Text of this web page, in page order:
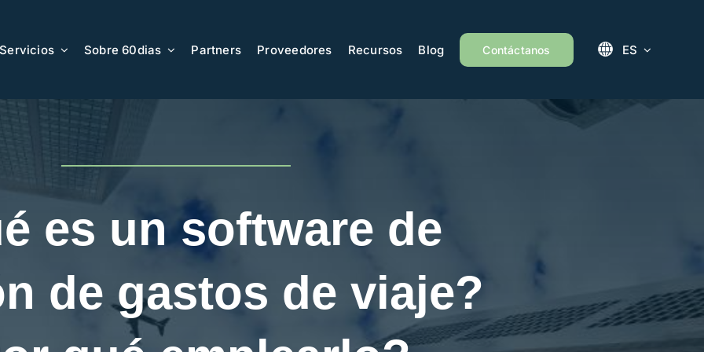
Servicios Sobre 60dias Partners Proveedores Recursos Blog Contáctanos ES
es un software de
de gastos de viaje?